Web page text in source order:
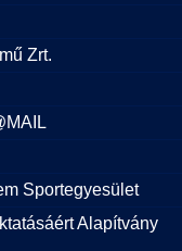
Zrt.
Sportegyesület
Alapítvány